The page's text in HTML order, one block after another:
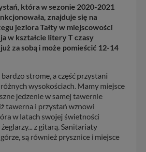
która w sezonie 2020-2021
znajduje się na
jeziora Tałty w miejscowości
w kształcie litery T czasy
za sobą i może pomieścić 12-14
strome, a część przystani
wysokościach. Mamy miejsce
jedzenie w samej tawernie
tawerna i przystań wznowi
w latach swojej świetności
z gitarą. Sanitariaty
są również prysznice i miejsce